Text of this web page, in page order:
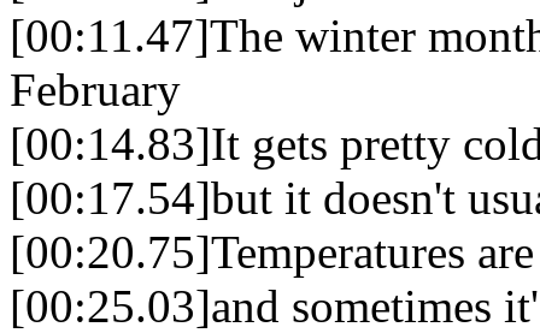
[00:11.47]The winter
February
[00:14.83]It gets pretty
[00:17.54]but it doesn't
[00:20.75]Temperatures
[00:25.03]and sometimes